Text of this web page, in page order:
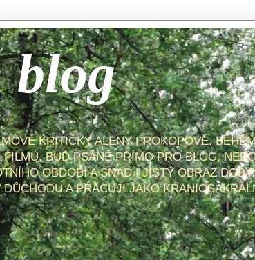
blog
KRITIČKY ALENY PROKOPOVÉ.
BUĎ PSANÉ PŘÍMO PRO BLOG,
OBDOBÍ A SNAD I JISTÝ OBRAZ
A PRACUJI JAKO